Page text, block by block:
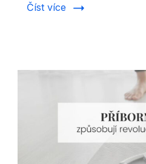
Číst více